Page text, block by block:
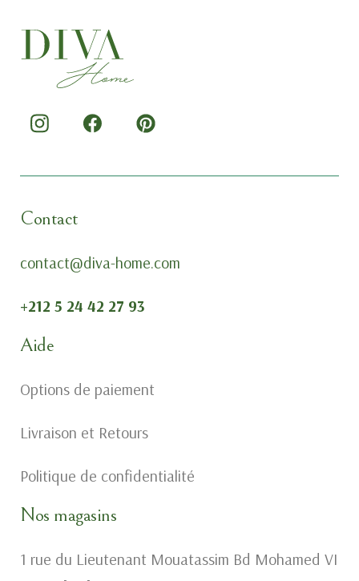
Contact
contact@diva-home.com
+212 5 24 42 27 93
Aide
Options de paiement
Livraison et Retours
Politique de confidentialité
Nos magasins
1 rue du Lieutenant Mouatassim Bd Mohamed VI